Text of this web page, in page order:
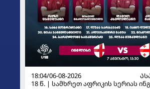
18:04/06-08-2026
18 წ. | სამხრეთ აფრიკის სერიას